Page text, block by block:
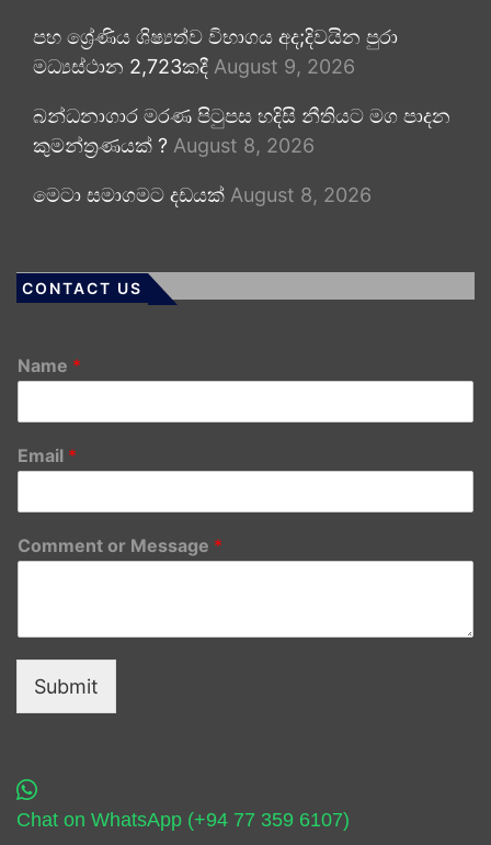
පහ ශ්‍රේණිය ශිෂ්‍යත්ව විභාගය අද;දිවයින පුරා
මධ්‍යස්ථාන 2,723කදී August 9, 2026
බන්ධනාගාර මරණ පිටුපස හදිසි නීතියට මග පාදන
කුමන්ත්‍රණයක් ? August 8, 2026
මෙටා සමාගමට දඩයක් August 8, 2026
CONTACT US
Name *
Email *
Comment or Message *
Submit
Chat on WhatsApp (+94 77 359 6107)